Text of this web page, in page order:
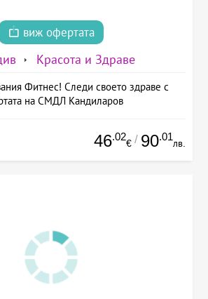
виж офертата
Красота и Здраве
Фитнес! Следи своето здраве с
на СМДЛ Кандиларов
46.02
€ / 90.01
лв.